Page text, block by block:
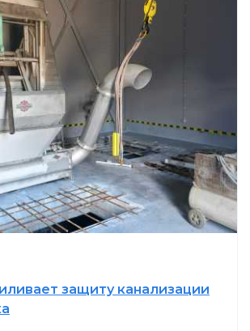
защиту канализации